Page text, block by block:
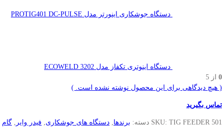
دستگاه جوشکاری اینورتر مدل PROTIG401 DC-PULSE
دستگاه اینوتری تکفاز مدل ECOWELD 3202
0 از 5
( هیچ دیدگاهی برای این محصول نوشته نشده است. )
تماس بگیرید
SKU: TIG FEEDER 501 دسته: برندها دستگاه های جوشکاری فیدر وایر
گام